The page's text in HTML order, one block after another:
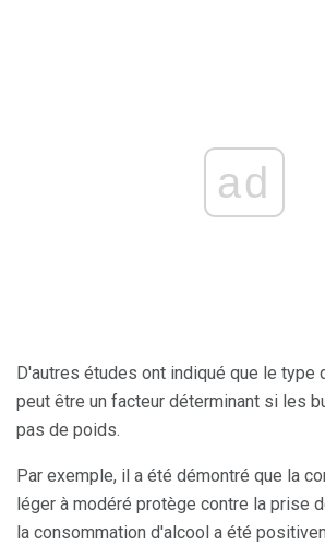
ad
D'autres études ont indiqué que le type
peut être un facteur déterminant si les
pas de poids.
Par exemple, il a été démontré que la
léger à modéré protège contre la prise
la consommation d'alcool a été